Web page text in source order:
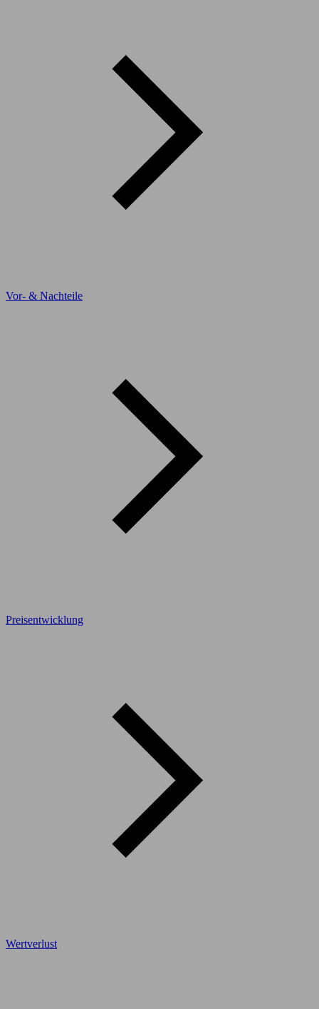
Vor- & Nachteile
Preisentwicklung
Wertverlust